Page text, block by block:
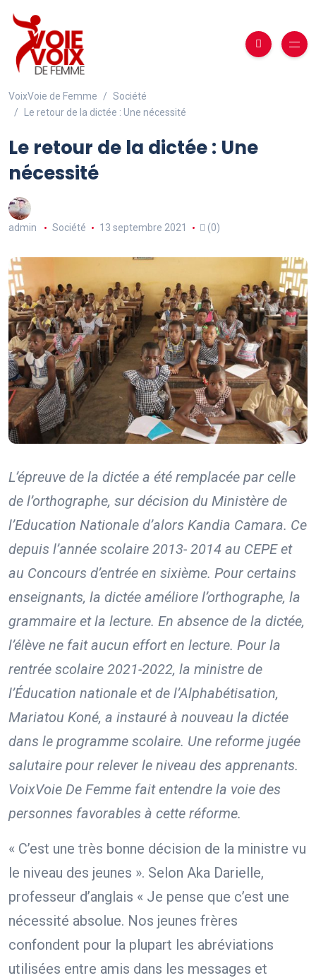
VoixVoie de Femme
Société
Le retour de la dictée : Une nécessité
Le retour de la dictée : Une
nécessité
admin Société 13 septembre 2021 (0)
L’épreuve de la dictée a été remplacée par celle
de l’orthographe, sur décision du Ministère de
l’Education Nationale d’alors Kandia Camara. Ce
depuis l’année scolaire 2013- 2014 au CEPE et
au Concours d’entrée en sixième. Pour certains
enseignants, la dictée améliore l’orthographe, la
grammaire et la lecture. En absence de la dictée,
l’élève ne fait aucun effort en lecture. Pour la
rentrée scolaire 2021-2022, la ministre de
l’Éducation nationale et de l’Alphabétisation,
Mariatou Koné, a instauré à nouveau la dictée
dans le programme scolaire. Une reforme jugée
salutaire pour relever le niveau des apprenants.
VoixVoie De Femme fait entendre la voie des
personnes favorables à cette réforme.
« C’est une très bonne décision de la ministre vu
le niveau des jeunes ». Selon Aka Darielle,
professeur d’anglais « Je pense que c’est une
nécessité absolue. Nos jeunes frères
confondent pour la plupart les abréviations
utilisées entre amis dans les messages et